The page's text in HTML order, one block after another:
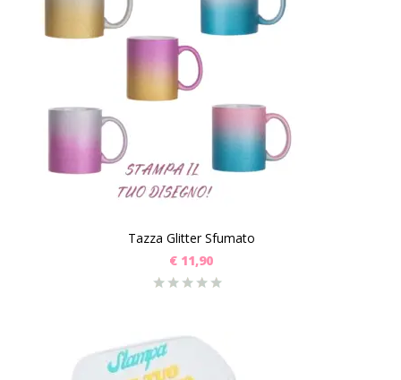
Tazza Glitter Sfumato
€ 11,90